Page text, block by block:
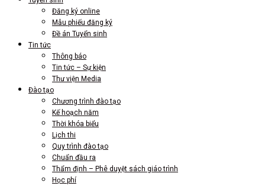
Đăng ký online
Mẫu phiếu đăng ký
Đề án Tuyển sinh
Tin tức
Thông báo
Tin tức – Sự kiện
Thư viện Media
Đào tạo
Chương trình đào tạo
Kế hoạch năm
Thời khóa biểu
Lịch thi
Quy trình đào tạo
Chuẩn đầu ra
Thẩm định – Phê duyệt sách giáo trình
Học phí